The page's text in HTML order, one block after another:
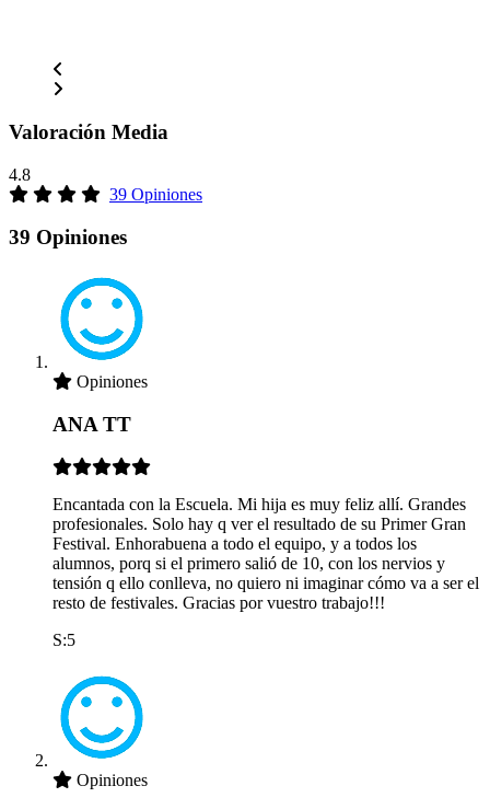
Valoración Media
4.8
39 Opiniones
39 Opiniones
Opiniones
ANA TT
Encantada con la Escuela. Mi hija es muy feliz allí. Grandes
profesionales. Solo hay q ver el resultado de su Primer Gran
Festival. Enhorabuena a todo el equipo, y a todos los
alumnos, porq si el primero salió de 10, con los nervios y
tensión q ello conlleva, no quiero ni imaginar cómo va a ser el
resto de festivales. Gracias por vuestro trabajo!!!
S:5
Opiniones